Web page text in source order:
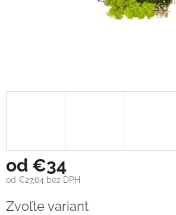
od €34
od €27,64 bez DPH
cena:
Zvoľte variant